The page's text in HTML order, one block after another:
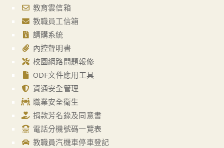
教育雲信箱
教職員工信箱
請購系統
內控聲明書
校園網路問題報修
ODF文件應用工具
資通安全管理
職業安全衛生
捐款芳名錄及同意書
電話分機號碼一覽表
教職員汽機車停車登記